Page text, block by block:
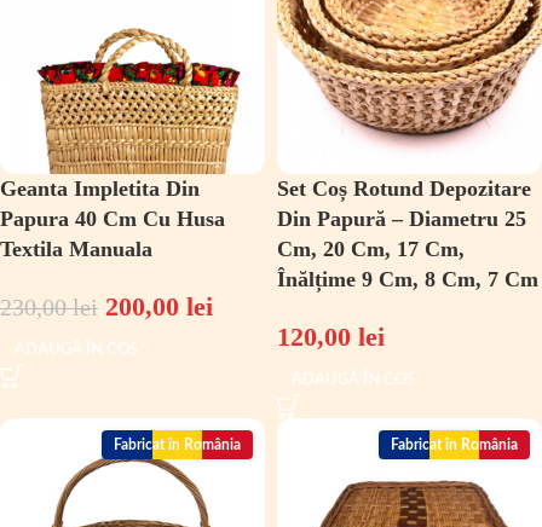
Geanta Impletita Din
Papura 40 Cm Cu Husa
Textila Manuala
230,00lei 200,00 lei
ADAUGĂ ÎN COȘ
Set Coș Rotund Depozitare
Din Papură – Diametru 25
Cm, 20 Cm, 17 Cm,
Înălțime 9 Cm, 8 Cm, 7 Cm
120,00 lei
ADAUGĂ ÎN COȘ
Fabricat în România Fabricat în România